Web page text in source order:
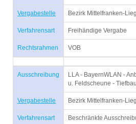
Vergabestelle Bezirk Mittelfranken-
Verfahrensart Freihändige Vergabe
Rechtsrahmen VOB
Ausschreibung
LLA - BayernWLAN -
u. Feldscheune -
Vergabestelle Bezirk Mittelfranken-
Verfahrensart Beschränkte